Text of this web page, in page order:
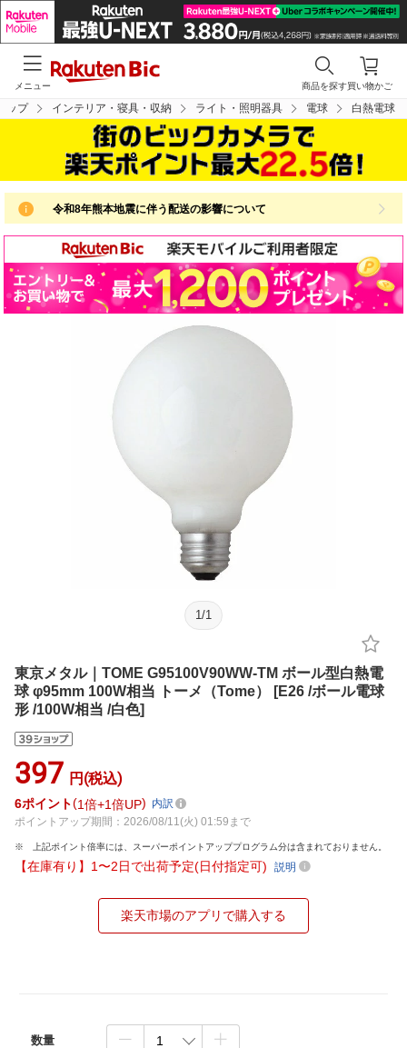
買い物かご
商品を探す
メニュー
ップ インテリア・寝具・収納 ライト・照明器具 電球 白熱電球
令和8年熊本地震に伴う配送の影響について
1 /1
東京メタル｜TOME G95100V90WW-TM ボール型白熱電
球 φ95mm 100W相当 トーメ（Tome） [E26 /ボール電球
形 /100W相当 /白色]
397 円(税込)
6ポイント 1倍 1倍UP
内訳
ポイントアップ期間：2026/08/11(火) 01:59まで
上記ポイント倍率には、スーパーポイントアッププログラム分は含まれておりません。
【在庫有り】1〜2日で出荷予定(日付指定可) 説明
楽天市場のアプリで購入する
数量